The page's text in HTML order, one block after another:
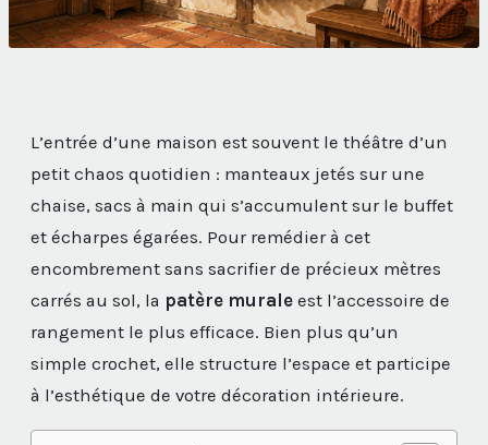
L’entrée d’une maison est souvent le théâtre d’un
petit chaos quotidien : manteaux jetés sur une
chaise, sacs à main qui s’accumulent sur le buffet
et écharpes égarées. Pour remédier à cet
encombrement sans sacrifier de précieux mètres
carrés au sol, la patère murale est l’accessoire de
rangement le plus efficace. Bien plus qu’un
simple crochet, elle structure l’espace et participe
à l’esthétique de votre décoration intérieure.